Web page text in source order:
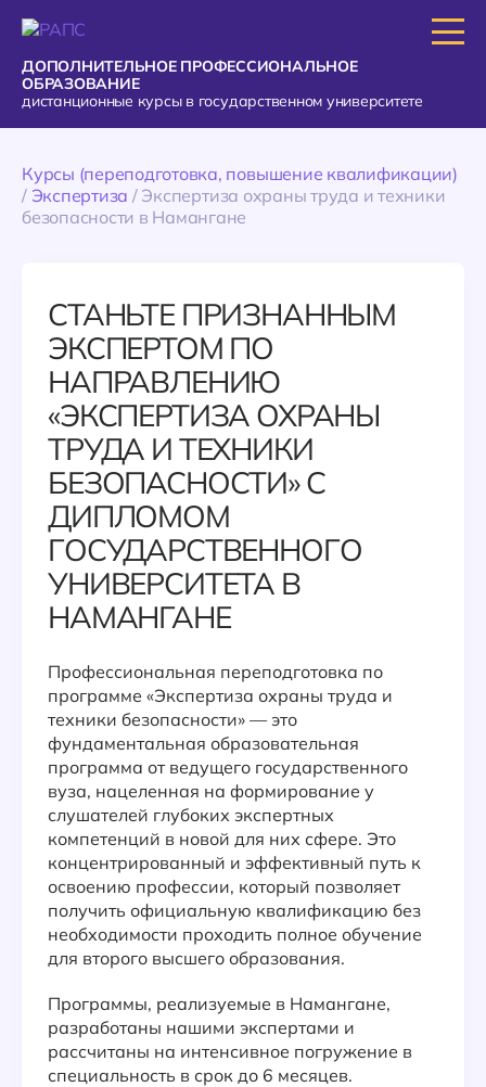
ДОПОЛНИТЕЛЬНОЕ ПРОФЕССИОНАЛЬНОЕ
ОБРАЗОВАНИЕ
дистанционные курсы в государственном университете
Курсы (переподготовка, повышение квалификации)
/ Экспертиза / Экспертиза охраны труда и техники
безопасности в Намангане
СТАНЬТЕ ПРИЗНАННЫМ
ЭКСПЕРТОМ ПО
НАПРАВЛЕНИЮ
«ЭКСПЕРТИЗА ОХРАНЫ
ТРУДА И ТЕХНИКИ
БЕЗОПАСНОСТИ» С
ДИПЛОМОМ
ГОСУДАРСТВЕННОГО
УНИВЕРСИТЕТА В
НАМАНГАНЕ
Профессиональная переподготовка по
программе «Экспертиза охраны труда и
техники безопасности» — это
фундаментальная образовательная
программа от ведущего государственного
вуза, нацеленная на формирование у
слушателей глубоких экспертных
компетенций в новой для них сфере. Это
концентрированный и эффективный путь к
освоению профессии, который позволяет
получить официальную квалификацию без
необходимости проходить полное обучение
для второго высшего образования.
Программы, реализуемые в Намангане,
разработаны нашими экспертами и
рассчитаны на интенсивное погружение в
специальность в срок до 6 месяцев.